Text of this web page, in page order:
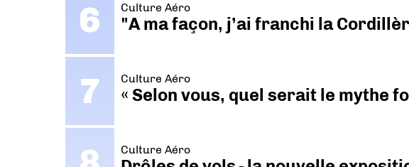
Culture Aéro
"A ma façon, j’ai franchi la
Culture Aéro
« Selon vous, quel serait le mythe
Culture Aéro